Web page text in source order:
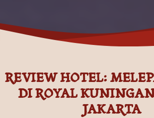
REVIEW HOTEL:
DI ROYAL
JAKARTA